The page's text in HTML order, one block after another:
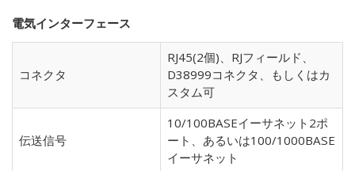
電気インターフェース
コネクタ
RJ45(2個)、RJフィールド、
D38999コネクタ、もしくはカ
スタム可
伝送信号
10/100BASEイーサネット2ポ
ート、あるいは100/1000BASE
イーサネット